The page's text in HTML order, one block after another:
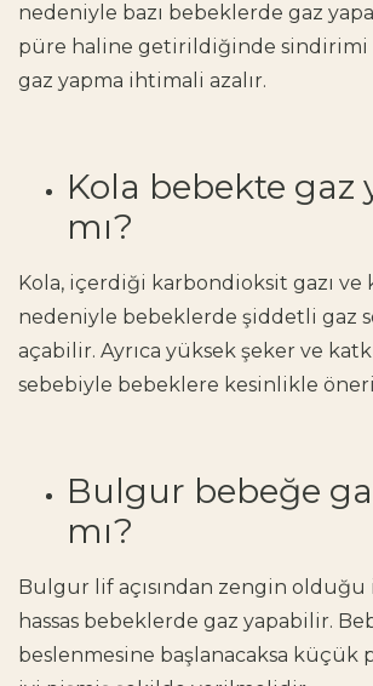
nedeniyle bazı bebeklerde gaz
püre haline getirildiğinde sindirimi
gaz yapma ihtimali azalır.
Kola bebekte gaz
mı?
Kola, içerdiği karbondioksit gazı ve
nedeniyle bebeklerde şiddetli gaz
açabilir. Ayrıca yüksek şeker ve
sebebiyle bebeklere kesinlikle
Bulgur bebeğe
mı?
Bulgur lif açısından zengin
hassas bebeklerde gaz yapabilir.
beslenmesine başlanacaksa küçük